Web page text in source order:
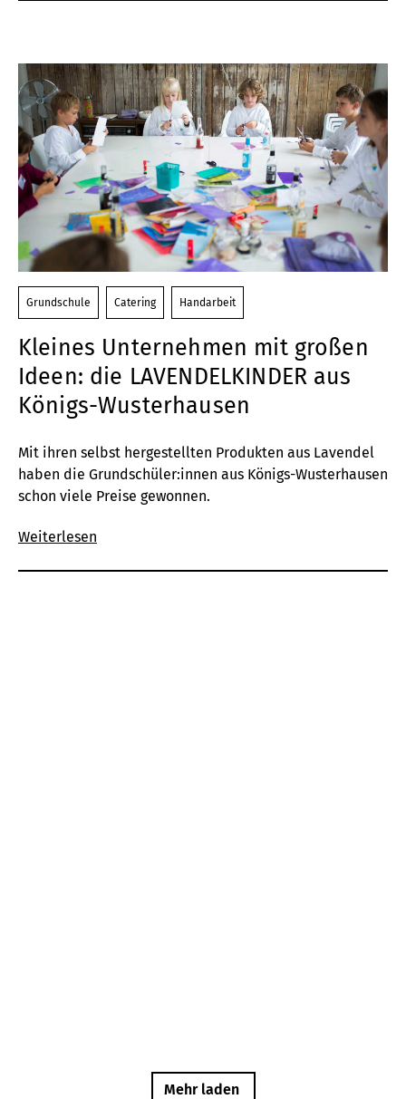
Grundschule Catering Handarbeit
Kleines Unternehmen mit großen
Ideen: die LAVENDELKINDER aus
Königs-Wusterhausen
Mit ihren selbst hergestellten Produkten aus Lavendel
haben die Grundschüler:innen aus Königs-Wusterhausen
schon viele Preise gewonnen.
Weiterlesen
Mehr laden